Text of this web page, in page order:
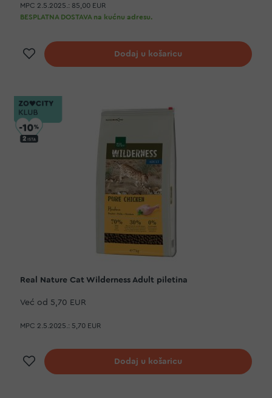
MPC 2.5.2025.: 85,00 EUR
BESPLATNA DOSTAVA na kućnu adresu.
Dodaj na listu želja
Dodaj u košaricu
Real Nature Cat Wilderness Adult piletina
Već od 5,70 EUR
MPC 2.5.2025.: 5,70 EUR
Dodaj na listu želja
Dodaj u košaricu